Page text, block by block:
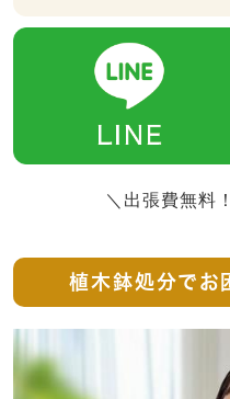
＼出張費無料
植木鉢処分でお